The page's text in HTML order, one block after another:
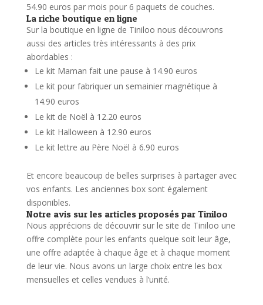
54.90 euros par mois pour 6 paquets de couches.
La riche boutique en ligne
Sur la boutique en ligne de Tiniloo nous découvrons
aussi des articles très intéressants à des prix
abordables :
Le kit Maman fait une pause à 14.90 euros
Le kit pour fabriquer un semainier magnétique à
14.90 euros
Le kit de Noël à 12.20 euros
Le kit Halloween à 12.90 euros
Le kit lettre au Père Noël à 6.90 euros
Et encore beaucoup de belles surprises à partager avec
vos enfants. Les anciennes box sont également
disponibles.
Notre avis sur les articles proposés par Tiniloo
Nous apprécions de découvrir sur le site de Tiniloo une
offre complète pour les enfants quelque soit leur âge,
une offre adaptée à chaque âge et à chaque moment
de leur vie. Nous avons un large choix entre les box
mensuelles et celles vendues à l’unité.